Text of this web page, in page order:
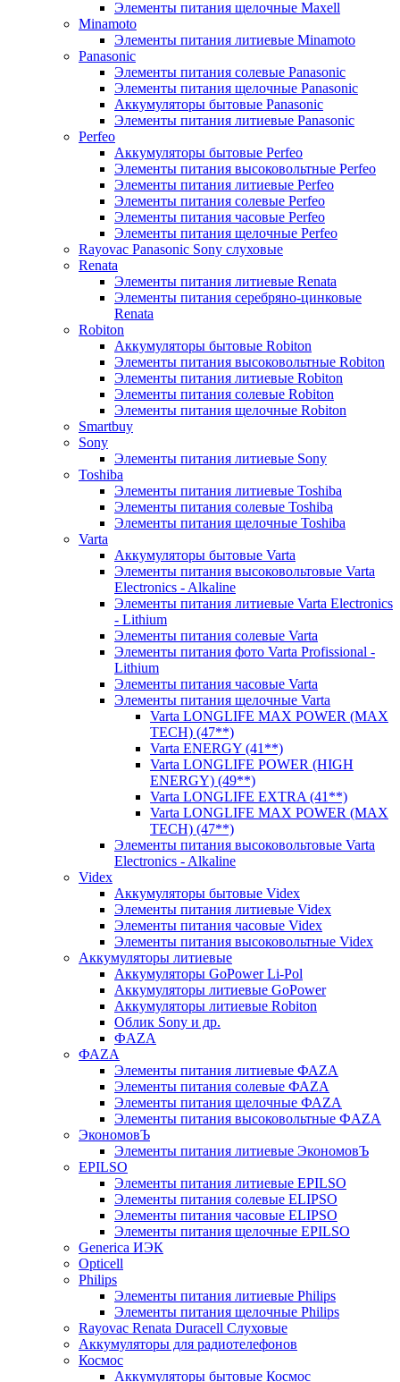
Элементы питания щелочные Maxell
Minamoto
Элементы питания литиевые Minamoto
Panasonic
Элементы питания солевые Panasonic
Элементы питания щелочные Panasonic
Аккумуляторы бытовые Panasonic
Элементы питания литиевые Panasonic
Perfeo
Аккумуляторы бытовые Perfeo
Элементы питания высоковольтные Perfeo
Элементы питания литиевые Perfeo
Элементы питания солевые Perfeo
Элементы питания часовые Perfeo
Элементы питания щелочные Perfeo
Rayovac Panasonic Sony слуховые
Renata
Элементы питания литиевые Renata
Элементы питания серебряно-цинковые
Renata
Robiton
Аккумуляторы бытовые Robiton
Элементы питания высоковольтные Robiton
Элементы питания литиевые Robiton
Элементы питания солевые Robiton
Элементы питания щелочные Robiton
Smartbuy
Sony
Элементы питания литиевые Sony
Toshiba
Элементы питания литиевые Toshiba
Элементы питания солевые Toshiba
Элементы питания щелочные Toshiba
Varta
Аккумуляторы бытовые Varta
Элементы питания высоковольтовые Varta
Electronics - Alkaline
Элементы питания литиевые Varta Electronics
- Lithium
Элементы питания солевые Varta
Элементы питания фото Varta Profissional -
Lithium
Элементы питания часовые Varta
Элементы питания щелочные Varta
Varta LONGLIFE MAX POWER (MAX
TECH) (47**)
Varta ENERGY (41**)
Varta LONGLIFE POWER (HIGH
ENERGY) (49**)
Varta LONGLIFE EXTRA (41**)
Varta LONGLIFE MAX POWER (MAX
TECH) (47**)
Элементы питания высоковольтовые Varta
Electronics - Alkaline
Videx
Аккумуляторы бытовые Videx
Элементы питания литиевые Videx
Элементы питания часовые Videx
Элементы питания высоковольтные Videx
Аккумуляторы литиевые
Аккумуляторы GoPower Li-Pol
Аккумуляторы литиевые GoPower
Аккумуляторы литиевые Robiton
Облик Sony и др.
ФAZA
ФАZA
Элементы питания литиевые ФАZА
Элементы питания солевые ФАZА
Элементы питания щелочные ФАZА
Элементы питания высоковольтные ФAZA
ЭкономовЪ
Элементы питания литиевые ЭкономовЪ
EPILSO
Элементы питания литиевые EPILSO
Элементы питания солевые ELIPSO
Элементы питания часовые ELIPSO
Элементы питания щелочные EPILSO
Generica ИЭК
Opticell
Philips
Элементы питания литиевые Philips
Элементы питания щелочные Philips
Rayovac Renata Duracell Слуховые
Аккумуляторы для радиотелефонов
Космос
Аккумуляторы бытовые Космос